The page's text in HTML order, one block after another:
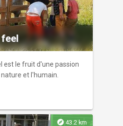
naviguant avec
et style contemporain
est le fruit d'une passion
et l'humain.
explore 43.2 km